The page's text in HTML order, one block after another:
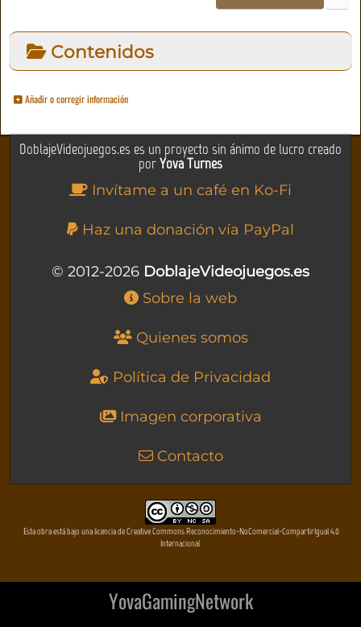
Contenidos
Añadir o corregir información
DoblajeVideojuegos.es es un proyecto sin ánimo de lucro creado
porYova Turnes
Invítame a un café en Ko-Fi
Haz una donación vía PayPal
© 2012-2026 DoblajeVideojuegos.es
Sobre la web
Quienes somos
Política de Privacidad
Imagen corporativa
Contacto
Esta obra está bajo una licencia de Creative Commons Reconocimiento-NoComercial-CompartirIgual 4.0
Internacional
YovaGamingNetwork